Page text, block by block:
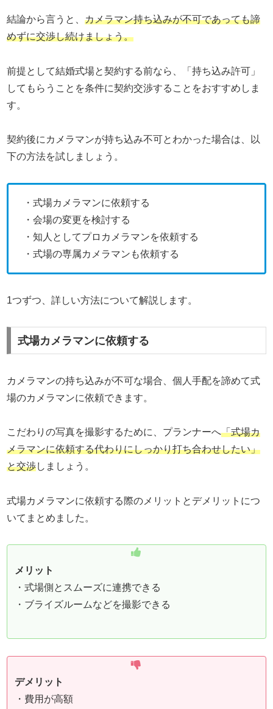
結論から言うと、カメラマン持ち込みが不可であっても諦
めずに交渉し続けましょう。
前提として結婚式場と契約する前なら、「持ち込み許可」
してもらうことを条件に契約交渉することをおすすめしま
す。
契約後にカメラマンが持ち込み不可とわかった場合は、以
下の方法を試しましょう。
・式場カメラマンに依頼する
・会場の変更を検討する
・知人としてプロカメラマンを依頼する
・式場の専属カメラマンも依頼する
1つずつ、詳しい方法について解説します。
式場カメラマンに依頼する
カメラマンの持ち込みが不可な場合、個人手配を諦めて式
場のカメラマンに依頼できます。
こだわりの写真を撮影するために、プランナーへ「式場カ
メラマンに依頼する代わりにしっかり打ち合わせしたい」
と交渉しましょう。
式場カメラマンに依頼する際のメリットとデメリットにつ
いてまとめました。
メリット
・式場側とスムーズに連携できる
・ブライズルームなどを撮影できる
デメリット
・費用が高額